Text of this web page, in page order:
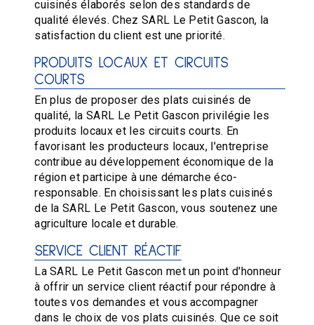
cuisinés élaborés selon des standards de
qualité élevés. Chez SARL Le Petit Gascon, la
satisfaction du client est une priorité.
PRODUITS LOCAUX ET CIRCUITS
COURTS
En plus de proposer des plats cuisinés de
qualité, la SARL Le Petit Gascon privilégie les
produits locaux et les circuits courts. En
favorisant les producteurs locaux, l'entreprise
contribue au développement économique de la
région et participe à une démarche éco-
responsable. En choisissant les plats cuisinés
de la SARL Le Petit Gascon, vous soutenez une
agriculture locale et durable.
SERVICE CLIENT RÉACTIF
La SARL Le Petit Gascon met un point d'honneur
à offrir un service client réactif pour répondre à
toutes vos demandes et vous accompagner
dans le choix de vos plats cuisinés. Que ce soit